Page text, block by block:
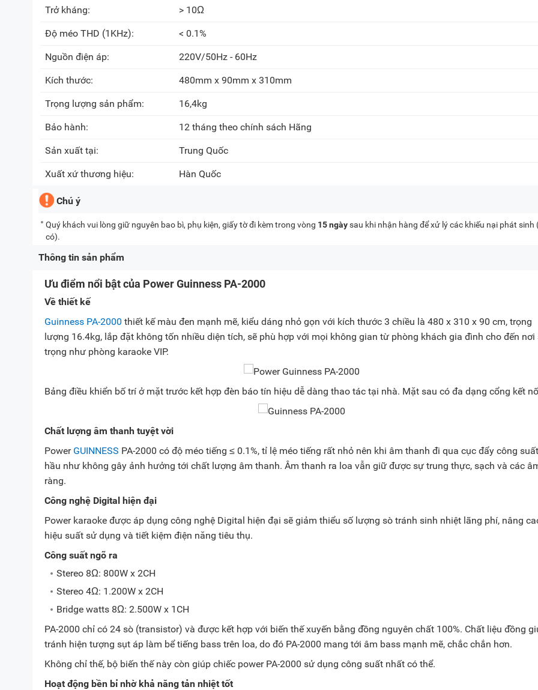
Trở kháng: > 10Ω
Độ méo THD (1KHz): < 0.1%
Nguồn điện áp: 220V/50Hz - 60Hz
Kích thước: 480mm x 90mm x 310mm
Trọng lượng sản phẩm: 16,4kg
Bảo hành: 12 tháng theo chính sách Hãng
Sản xuất tại: Trung Quốc
Xuất xứ thương hiệu: Hàn Quốc
Chú ý
Quý khách vui lòng giữ nguyên bao bì, phụ kiện, giấy tờ đi kèm trong vòng 15 ngàysau khi nhận hàng để xử lý các khiếu nại phát sinh
có).
Thông tin sản phẩm
Ưu điểm nổi bật của Power Guinness PA-2000
Về thiết kế
Guinness PA-2000 thiết kế màu đen mạnh mẽ, kiểu dáng nhỏ gọn với kích thước 3 chiều là 480 x 310 x 90 cm, trọng
lượng 16.4kg, lắp đặt không tốn nhiều diện tích, sẽ phù hợp với mọi không gian từ phòng khách gia đình cho đến nơi
trọng như phòng karaoke VIP.
Bảng điều khiển bố trí ở mặt trước kết hợp đèn báo tín hiệu dễ dàng thao tác tại nhà. Mặt sau có đa dạng cổng kết
Chất lượng âm thanh tuyệt vời
Power GUINNESS PA-2000 có độ méo tiếng ≤ 0.1%, tỉ lệ méo tiếng rất nhỏ nên khi âm thanh đi qua cục đẩy công
hầu như không gây ảnh hưởng tới chất lượng âm thanh. Âm thanh ra loa vẫn giữ được sự trung thực, sạch và các
ràng.
Công nghệ Digital hiện đại
Power karaoke được áp dụng công nghệ Digital hiện đại sẽ giảm thiểu số lượng sò tránh sinh nhiệt lãng phí, nâng
hiệu suất sử dụng và tiết kiệm điện năng tiêu thụ.
Công suất ngõ ra
Stereo 8Ω: 800W x 2CH
Stereo 4Ω: 1.200W x 2CH
Bridge watts 8Ω: 2.500W x 1CH
PA-2000 chỉ có 24 sò (transistor) và được kết hợp với biến thế xuyến bằng đồng nguyên chất 100%. Chất liệu đồng
tránh hiện tượng sụt áp làm bể tiếng bass trên loa, do đó PA-2000 mang tới âm bass mạnh mẽ, chắc chắn hơn.
Không chỉ thế, bộ biến thế này còn giúp chiếc power PA-2000 sử dụng công suất nhất có thể.
Hoạt động bền bỉ nhờ khả năng tản nhiệt tốt